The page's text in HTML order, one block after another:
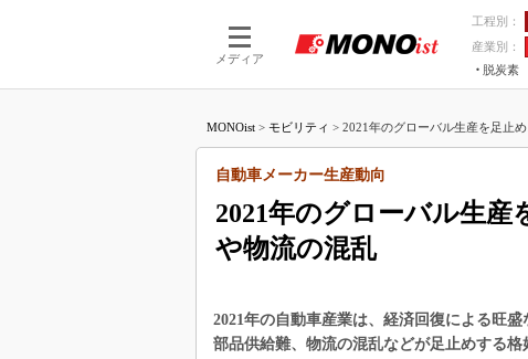
メディア
工程別：
産業別：
脱炭素
つながる工場AI×設備保全
MONOist > モビリティ > 2021年のグローバル生産を足止め
2021年のグローバル生産
や物流の混乱
自動車メーカー生産動向
2021年の自動車産業は、経済回復による旺
部品供給難、物流の混乱などが足止めする